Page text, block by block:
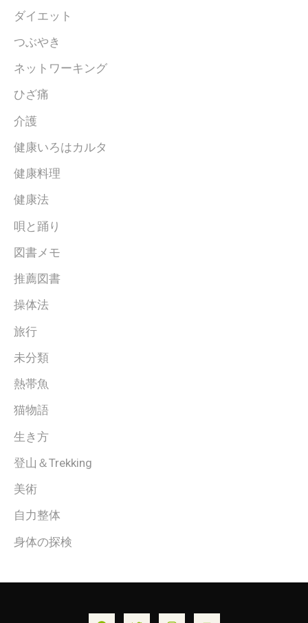
ダイエット
つぶやき
ネットワーキング
ひざ痛
介護
健康いろはカルタ
健康料理
健康法
唄と踊り
図書メモ
推薦図書
操体法
旅行
未分類
熱帯魚
猫物語
生き方
登山＆Trekking
美術
自力整体
身体の探検